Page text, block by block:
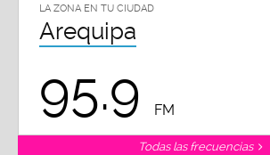
LA ZONA EN TU CIUDAD
Arequipa
95.9 FM
Todas las frecuencias